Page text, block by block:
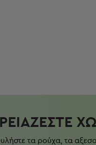
τα ρούχα, τα